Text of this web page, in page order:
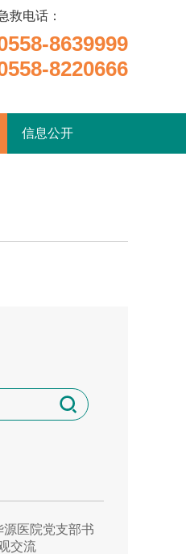
救电话：
8639999
8220666
信息公开
医院党支部书
交流